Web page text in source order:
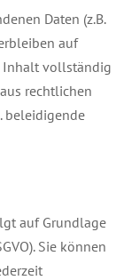
Daten (z.B.
auf
Inhalt vollständig
rechtlichen
beleidigende
auf Grundlage
Sie können